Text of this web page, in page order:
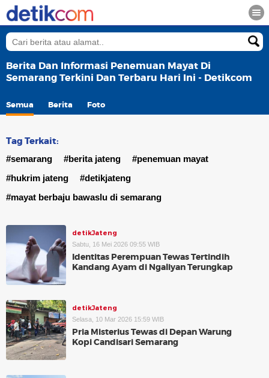
Berita Dan Informasi Penemuan Mayat Di
Semarang Terkini Dan Terbaru Hari Ini - Detikcom
Semua Berita Foto
Tag Terkait:
#semarang #berita jateng
#penemuan mayat
#hukrim jateng
#detikjateng
#mayat berbaju bawaslu di semarang
detikJateng
Sabtu, 16 Mei 2026 09:55 WIB
Identitas Perempuan Tewas Tertindih
Kandang Ayam di Ngaliyan Terungkap
detikJateng
Selasa, 10 Mar 2026 15:59 WIB
Pria Misterius Tewas di Depan Warung
Kopi Candisari Semarang